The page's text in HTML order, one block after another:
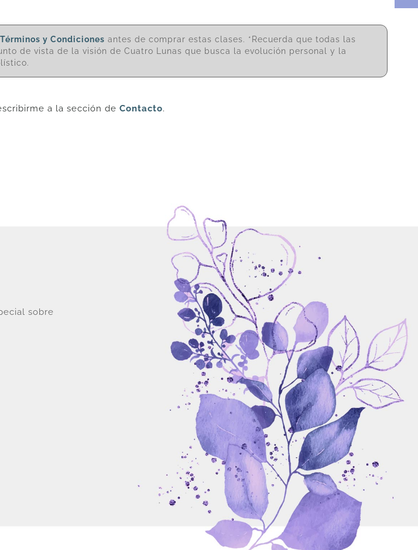
Términos y Condiciones antes de comprar estas clases. *Recuerda que todas las
de vista de la visión de Cuatro Lunas que busca la evolución personal y la
a la sección de Contacto.
sobre